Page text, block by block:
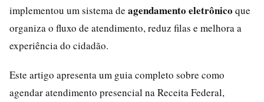
implementou um sistema de agendamento eletrônico que
organiza o fluxo de atendimento, reduz filas e melhora a
experiência do cidadão.
Este artigo apresenta um guia completo sobre como
agendar atendimento presencial na Receita Federal,